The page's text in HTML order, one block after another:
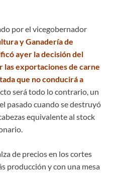
por el vicegobernador
y Ganadería de
ayer la decisión del
las exportaciones de carne
que no conducirá a
será todo lo contrario, un
pasado cuando se destruyó
equivalente al stock
de precios en los cortes
producción y con una mesa